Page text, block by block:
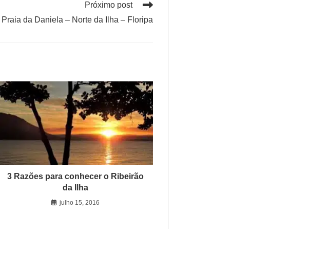
Próximo post
Praia da Daniela – Norte da Ilha – Floripa
3 Razões para conhecer o Ribeirão
da Ilha
julho 15, 2016